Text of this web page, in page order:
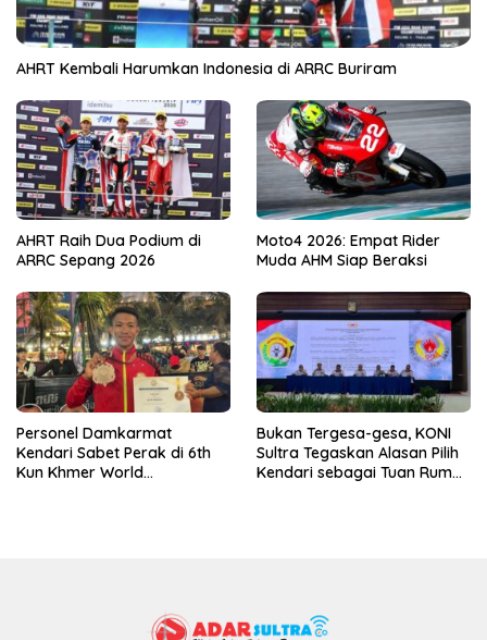
AHRT Kembali Harumkan Indonesia di ARRC Buriram
AHRT Raih Dua Podium di
ARRC Sepang 2026
Moto4 2026: Empat Rider
Muda AHM Siap Beraksi
Personel Damkarmat
Kendari Sabet Perak di 6th
Kun Khmer World
Bukan Tergesa-gesa, KONI
Sultra Tegaskan Alasan Pilih
Kendari sebagai Tuan Rumah